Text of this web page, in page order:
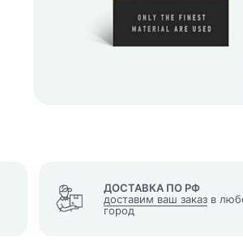
ДОСТАВКА ПО РФ
доставим ваш заказв
город
на
обработку персональных данных